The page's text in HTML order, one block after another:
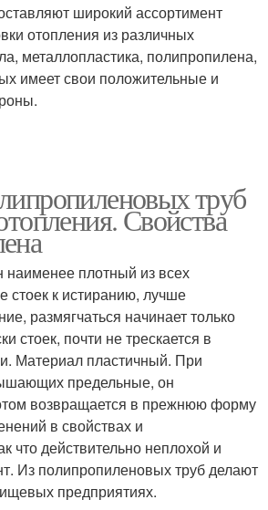
широкий ассортимент
отопления из различных
металлопластика, полипропилена,
имеет свои положительные и
труб
Свойства
наименее плотный из всех
стоек к истиранию, лучше
размягчаться начинает только
стоек, почти не трескается в
Материал пластичный. При
предельные, он
возвращается в прежнюю форму
в свойствах и
что действительно неплохой и
Из полипропиленовых труб делают
предприятиях.